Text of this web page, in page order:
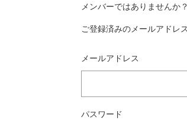
メンバーではありませんか
ご登録済みのメールアドレ
メールアドレス
パスワード